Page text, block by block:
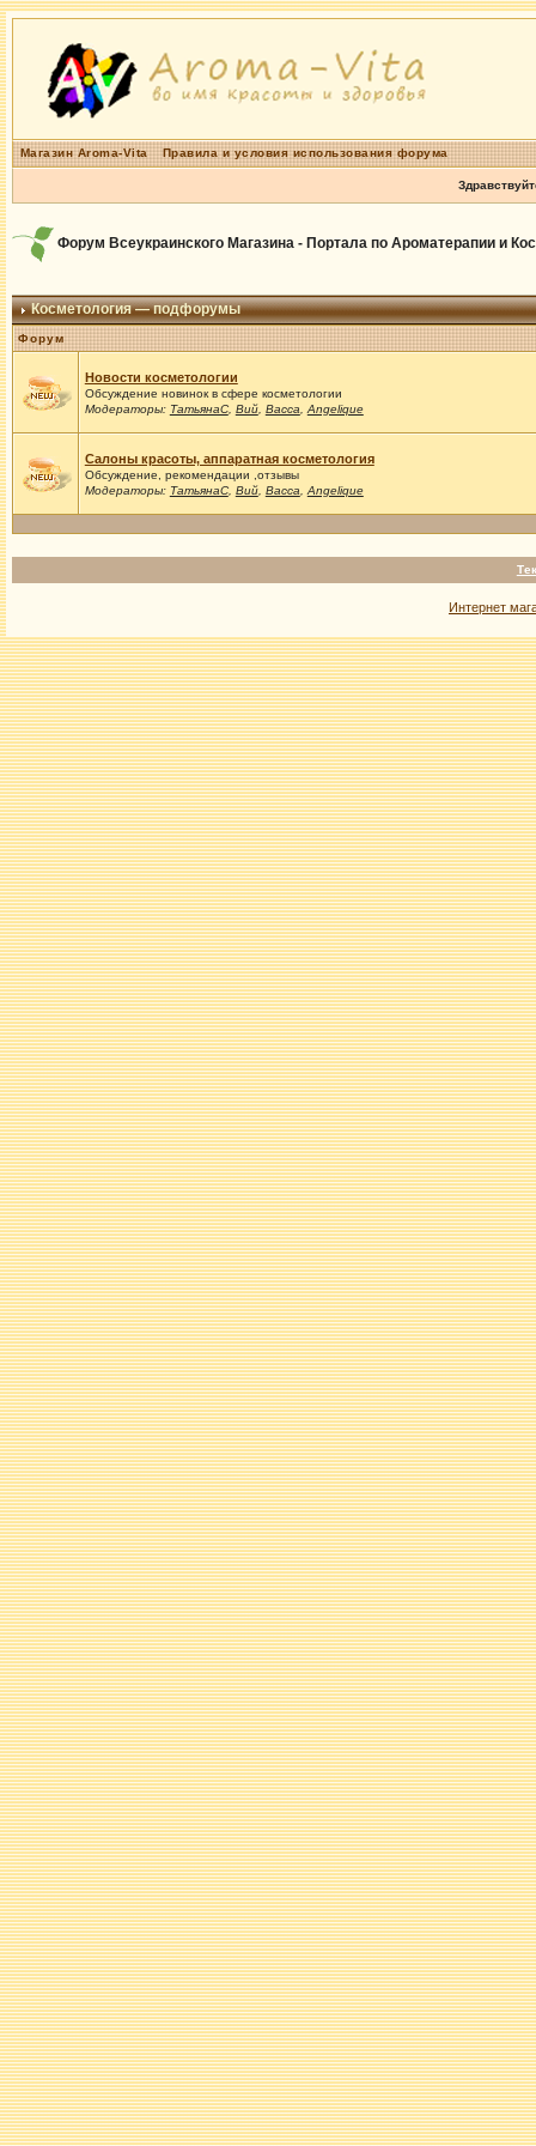
Магазин Aroma-Vita Правила и условия использования форума
Форум Всеукраинского Магазина - Портала по Ароматерапии и
Косметология — подфорумы
Форум
Новости косметологии
Обсуждение новинок в сфере косметологии
Модераторы: ТатьянаС, Вий, Васса Angelique
Салоны красоты, аппаратная косметология
Обсуждение, рекомендации ,отзывы
Модераторы: ТатьянаС, Вий, Васса Angelique
Интернет